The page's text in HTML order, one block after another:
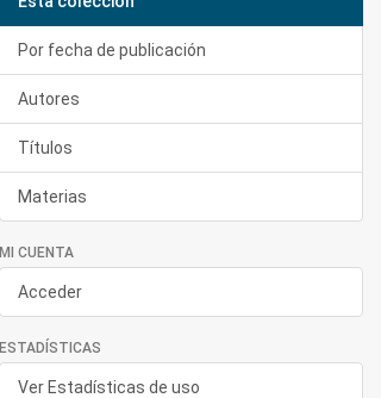
Por fecha de publicación
Autores
Títulos
Materias
MI CUENTA
Acceder
ESTADÍSTICAS
Ver Estadísticas de uso